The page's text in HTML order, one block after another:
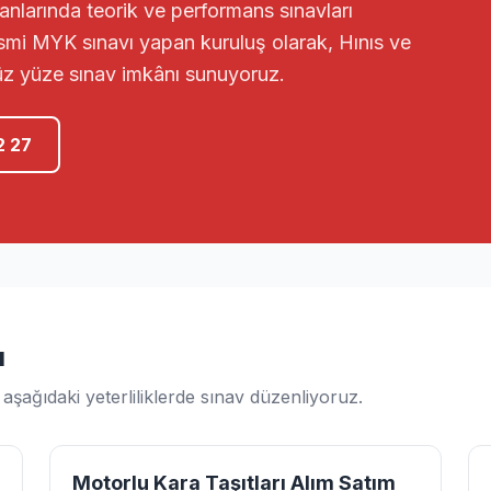
teorik ve performans sınavları
MYK sınavı yapan kuruluş olarak, Hınıs ve
yüze sınav imkânı sunuyoruz.
27
yeterliliklerde sınav düzenliyoruz.
Motorlu Kara Taşıtları Alım Satım